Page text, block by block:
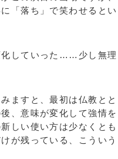
「落ち」で笑わせるとい
化していった……少し無理
ますと、最初は仏教とと
、意味が変化して強情を
しい使い方は少なくとも
が残っている、こういう